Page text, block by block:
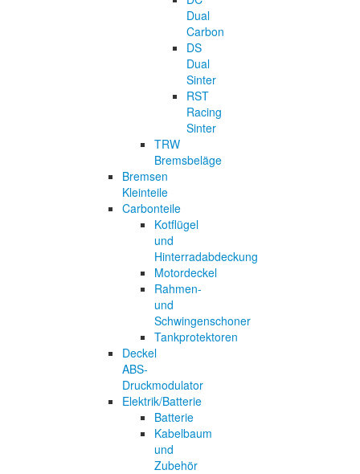
Dual
Carbon
DS
Dual
Sinter
RST
Racing
Sinter
TRW
Bremsbeläge
Bremsen
Kleinteile
Carbonteile
Kotflügel
und
Hinterradabdeckung
Motordeckel
Rahmen-
und
Schwingenschoner
Tankprotektoren
Deckel
ABS-
Druckmodulator
Elektrik/Batterie
Batterie
Kabelbaum
und
Zubehör